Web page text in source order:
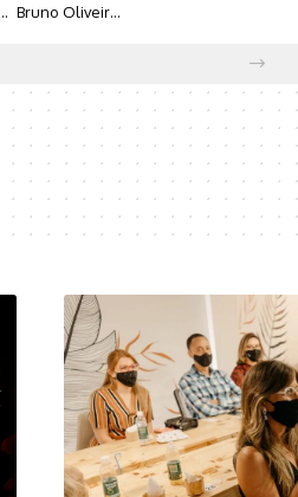
Fotografia de Fátima Carlini transforma paisagens naturais em experiências de contemplação Bruno Oliveira retrata o cotidiano urbano por meio da fotografia em preto e branco